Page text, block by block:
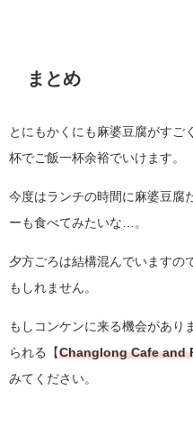
まとめ
とにもかくにも麻婆豆腐がすご
杯でご飯一杯余裕でいけます。
今度はランチの時間に麻婆豆腐
ーも食べてみたいな…。
夕方ごろは結構混んでいますの
もしれません。
もしコンケンに来る機会があり
られる【Changlong Cafe and
みてください。